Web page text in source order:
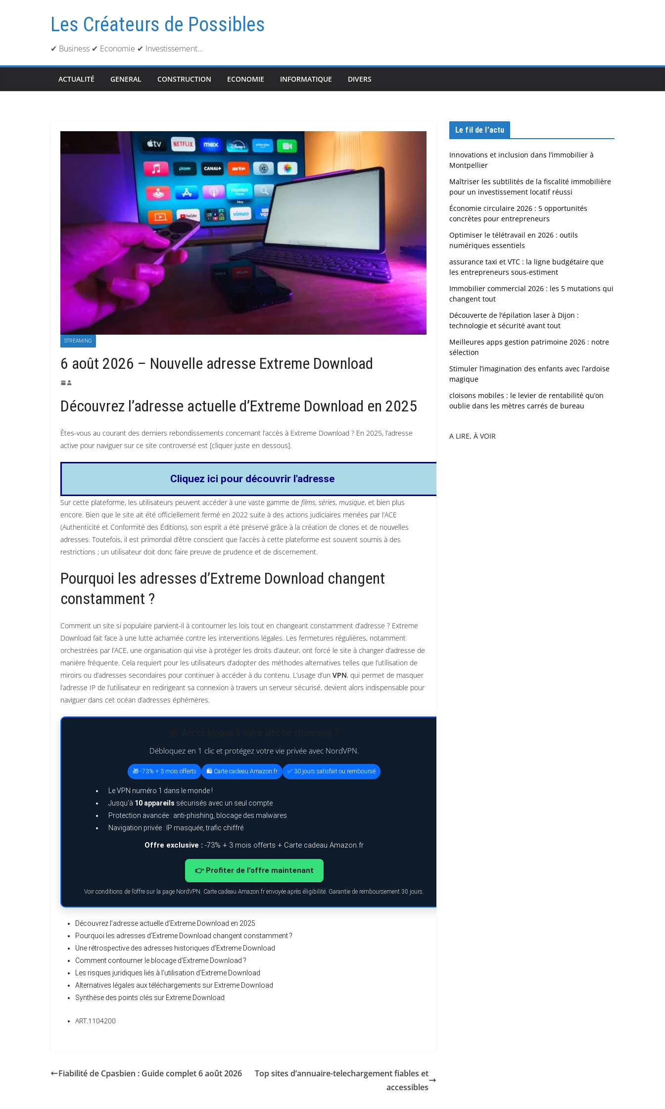
Les Créateurs de Possibles
✔ Business ✔ Economie ✔ Investissement…
ACTUALITÉ GENERAL CONSTRUCTION ECONOMIE INFORMATIQUE DIVERS
STREAMING
6 août 2026 – Nouvelle adresse Extreme Download
Découvrez l’adresse actuelle d’Extreme Download en 2025
Êtes-vous au courant des derniers rebondissements concernant l’accès à Extreme Download ? En 2025, l’adresse
active pour naviguer sur ce site controversé est [cliquer juste en dessous].
Cliquez ici pour découvrir l'adresse
Sur cette plateforme, les utilisateurs peuvent accéder à une vaste gamme de films, séries, musique, et bien plus
encore. Bien que le site ait été officiellement fermé en 2022 suite à des actions judiciaires menées par l’ACE
(Authenticité et Conformité des Éditions), son esprit a été préservé grâce à la création de clones et de nouvelles
adresses. Toutefois, il est primordial d’être conscient que l’accès à cette plateforme est souvent soumis à des
restrictions ; un utilisateur doit donc faire preuve de prudence et de discernement.
Pourquoi les adresses d’Extreme Download changent
constamment ?
Comment un site si populaire parvient-il à contourner les lois tout en changeant constamment d’adresse ? Extreme
Download fait face à une lutte acharnée contre les interventions légales. Les fermetures régulières, notamment
orchestrées par l’ACE, une organisation qui vise à protéger les droits d’auteur, ont forcé le site à changer d’adresse de
manière fréquente. Cela requiert pour les utilisateurs d’adopter des méthodes alternatives telles que l’utilisation de
miroirs ou d’adresses secondaires pour continuer à accéder à du contenu. L’usage d’un VPN, qui permet de masquer
l’adresse IP de l’utilisateur en redirigeant sa connexion à travers un serveur sécurisé, devient alors indispensable pour
naviguer dans cet océan d’adresses éphémères.
Débloquez en 1 clic et protégez votre vie privée avec NordVPN.
🎁 -73% + 3 mois offerts 🛍️ Carte cadeau Amazon.fr ✅ 30 jours satisfait ou remboursé
Le VPN numéro 1 dans le monde !
Jusqu’à 10 appareils sécurisés avec un seul compte
Protection avancée : anti-phishing, blocage des malwares
Navigation privée : IP masquée, trafic chiffré
Offre exclusive : -73% + 3 mois offerts + Carte cadeau Amazon.fr
👉 Profiter de l’offre maintenant
Voir conditions de l’offre sur la page NordVPN. Carte cadeau Amazon.fr envoyée après éligibilité. Garantie de remboursement 30 jours.
Découvrez l’adresse actuelle d’Extreme Download en 2025
Pourquoi les adresses d’Extreme Download changent constamment ?
Une rétrospective des adresses historiques d’Extreme Download
Comment contourner le blocage d’Extreme Download ?
Les risques juridiques liés à l’utilisation d’Extreme Download
Alternatives légales aux téléchargements sur Extreme Download
Synthèse des points clés sur Extreme Download
ART.1104200
Fiabilité de Cpasbien : Guide complet 6 août 2026
Top sites d’annuaire-telechargement fiables et
accessibles
Le fil de l’actu
Innovations et inclusion dans l’immobilier à
Montpellier
Maîtriser les subtilités de la fiscalité immobilière
pour un investissement locatif réussi
Économie circulaire 2026 : 5 opportunités
concrètes pour entrepreneurs
Optimiser le télétravail en 2026 : outils
numériques essentiels
assurance taxi et VTC : la ligne budgétaire que
les entrepreneurs sous-estiment
Immobilier commercial 2026 : les 5 mutations qui
changent tout
Découverte de l’épilation laser à Dijon :
technologie et sécurité avant tout
Meilleures apps gestion patrimoine 2026 : notre
sélection
Stimuler l’imagination des enfants avec l’ardoise
magique
cloisons mobiles : le levier de rentabilité qu’on
oublie dans les mètres carrés de bureau
A LIRE, À VOIR